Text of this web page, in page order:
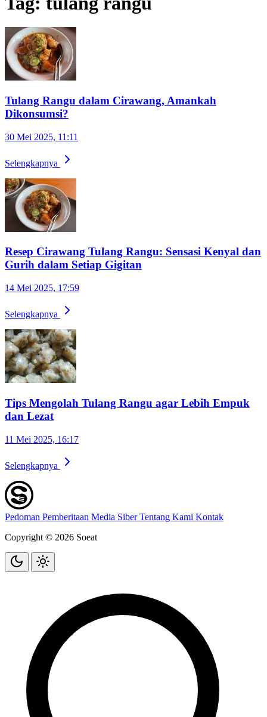
Tulang Rangu dalam Cirawang, Amankah
Dikonsumsi?
30 Mei 2025, 11:11
Selengkapnya
Resep Cirawang Tulang Rangu: Sensasi Kenyal dan
Gurih dalam Setiap Gigitan
14 Mei 2025, 17:59
Selengkapnya
Tips Mengolah Tulang Rangu agar Lebih Empuk
dan Lezat
11 Mei 2025, 16:17
Selengkapnya
Pedoman Pemberitaan Media SiberTentang Kami Kontak
Copyright © 2026 Soeat